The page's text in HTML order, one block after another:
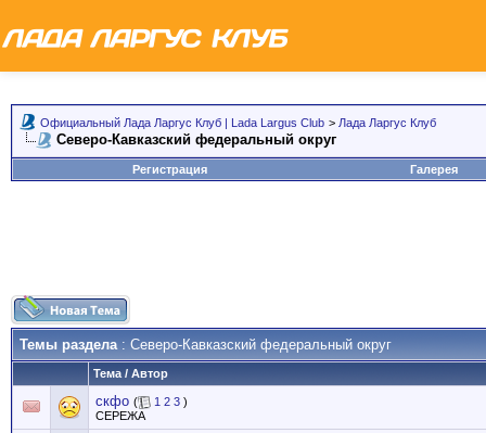
Официальный Лада Ларгус Клуб | Lada Largus Club > Лада Ларгус Клуб
Северо-Кавказский федеральный округ
Регистрация Галерея
Темы раздела: Северо-Кавказский федеральный округ
Тема / Автор
скфо ( 1 2 3 )
СЕРЕЖА